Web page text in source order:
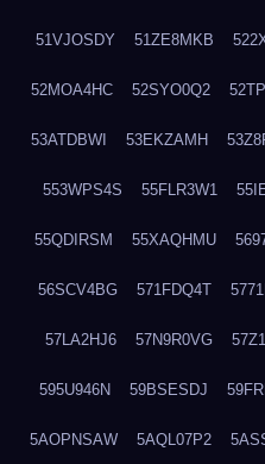
51VJOSDY 51ZE8MKB
52MOA4HC 52SYO0Q2
53ATDBWI 53EKZAMH
553WPS4S 55FLR3W1
55QDIRSM 55XAQHMU
56SCV4BG 571FDQ4T
57LA2HJ6 57N9R0VG
595U946N 59BSESDJ
5AOPNSAW 5AQL07P2